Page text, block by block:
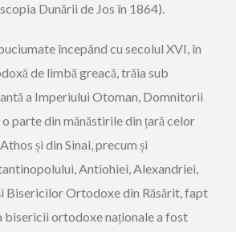
Dunării de Jos în 1864).
începând cu secolul XVI, în
de limbă greacă, trăia sub
a Imperiului Otoman, Domnitorii
parte din mănăstirile din țară celor
și din Sinai, precum și
Antiohiei, Alexandriei,
Bisericilor Ortodoxe din Răsărit, fapt
bisericii ortodoxe naționale a fost